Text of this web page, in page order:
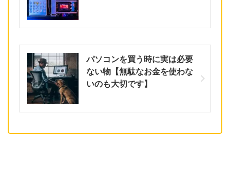
パソコンを買う時に実は必要
ない物【無駄なお金を使わな
いのも大切です】